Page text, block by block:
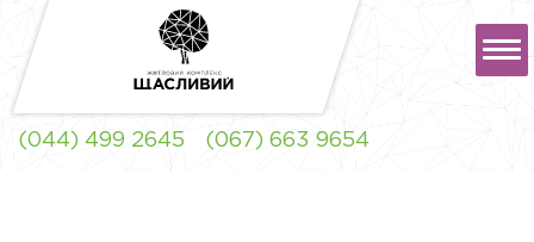
(044) 499 2645 (067) 663 9654